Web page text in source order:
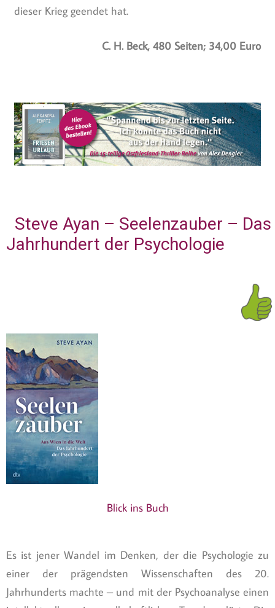
dieser Krieg geendet hat.
C. H. Beck, 480 Seiten; 34,00 Euro
Steve Ayan – Seelenzauber – Das
Jahrhundert der Psychologie
Blick ins Buch
Es ist jener Wandel im Denken, der die Psychologie zu
einer der prägendsten Wissenschaften des 20.
Jahrhunderts machte – und mit der Psychoanalyse einen